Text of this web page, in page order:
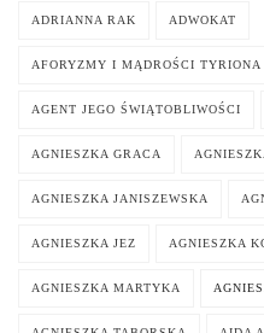
ADRIANNA RAK ADWOKAT
AFORYZMY I MĄDROŚCI TYRIONA
AGENT JEGO ŚWIĄTOBLIWOŚCI
AGNIESZKA GRACA
AGNIESZKA JANISZEWSKA
AGNIESZKA JEZ AGNIESZKA
AGNIESZKA MARTYKA